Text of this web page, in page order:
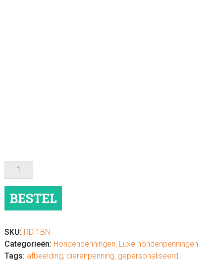
Hondenpenning
luxe
aantal
BESTEL
SKU: RD 1BN
Categorieën: Hondenpenningen, Luxe hondenpenningen
Tags: afbeelding, dierenpenning, gepersonaliseerd,